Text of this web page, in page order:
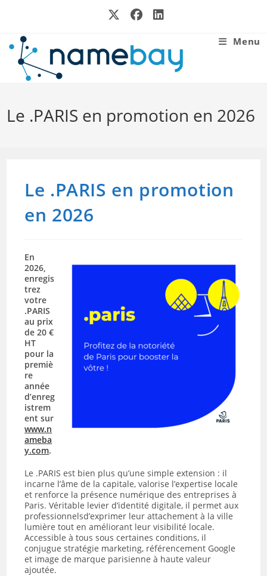
Menu
Le .PARIS en promotion en 2026
Le .PARIS en promotion
en 2026
En
2026,
enregis
trez
votre
.PARIS
au prix
de 20 €
HT
pour la
premiè
re
année
d’enreg
istrem
ent sur
www.n
ameba
y.com.
Le .PARIS est bien plus qu’une simple extension : il
incarne l’âme de la capitale, valorise l’expertise locale
et renforce la présence numérique des entreprises à
Paris. Véritable levier d’identité digitale, il permet aux
professionnelsd’exprimer leur attachement à la ville
lumière tout en améliorant leur visibilité locale.
Accessible à tous sous certaines conditions, il
conjugue stratégie marketing, référencement Google
et image de marque parisienne à haute valeur
ajoutée.